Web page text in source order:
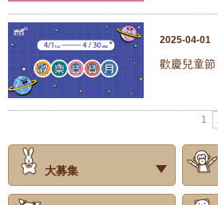
2025-04-01
歡慶兒童節
1
大募集
‧試用評價 ‧公
‧品
‧會
‧最
‧門
‧公